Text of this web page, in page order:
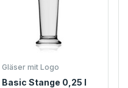
Gläser mit Logo
Basic Stange 0,25 l